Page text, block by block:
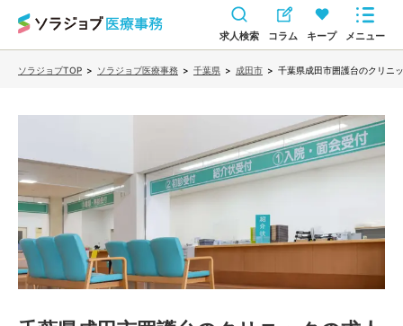
求人検索 コラム キープ メニュー
ソラジョブTOP > ソラジョブ医療事務 > 千葉県 > 成田市 > 千葉県成田市囲護台のクリニ